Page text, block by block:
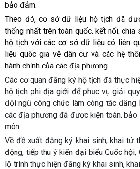
bảo đảm.
Theo đó, cơ sở dữ liệu hộ tịch đã
thống nhất trên toàn quốc, kết nối, chia
hộ tịch với các cơ sở dữ liệu có liên
liệu quốc gia về dân cư và các hệ
hành chính của các địa phương.
Các cơ quan đăng ký hộ tịch đã thực
hộ tịch phi địa giới để phục vụ giải
đội ngũ công chức làm công tác đăng
các địa phương đã được kiện toàn,
môn.
Về đề xuất đăng ký khai sinh, khai tử
động, tiếp thu ý kiến đại biểu Quốc hội,
lộ trình thực hiện đăng ký khai sinh,